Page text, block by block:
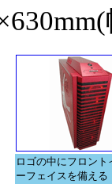
ロゴの中にフロント
ーフェイスを備える